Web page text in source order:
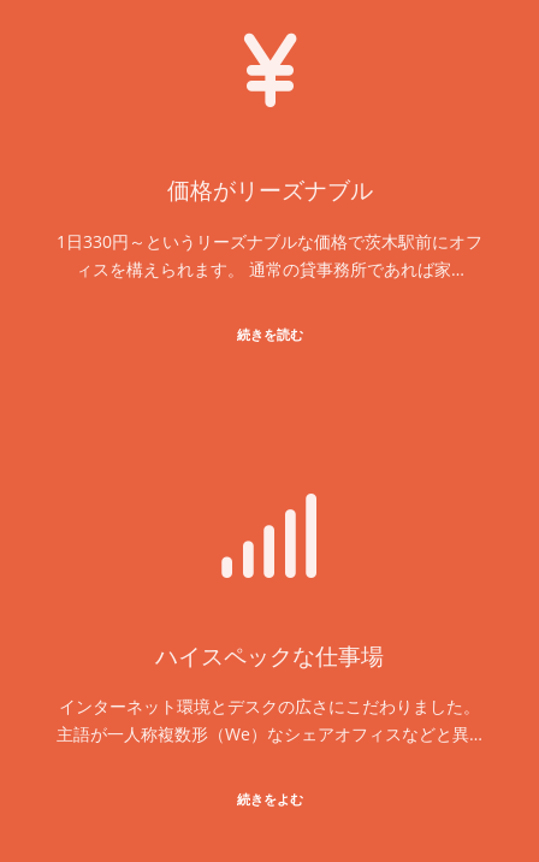
価格がリーズナブル
1日330円～というリーズナブルな価格で茨木駅前にオフ
ィスを構えられます。 通常の貸事務所であれば家…
続きを読む
ハイスペックな仕事場
インターネット環境とデスクの広さにこだわりました。
主語が一人称複数形（We）なシェアオフィスなどと異…
続きをよむ